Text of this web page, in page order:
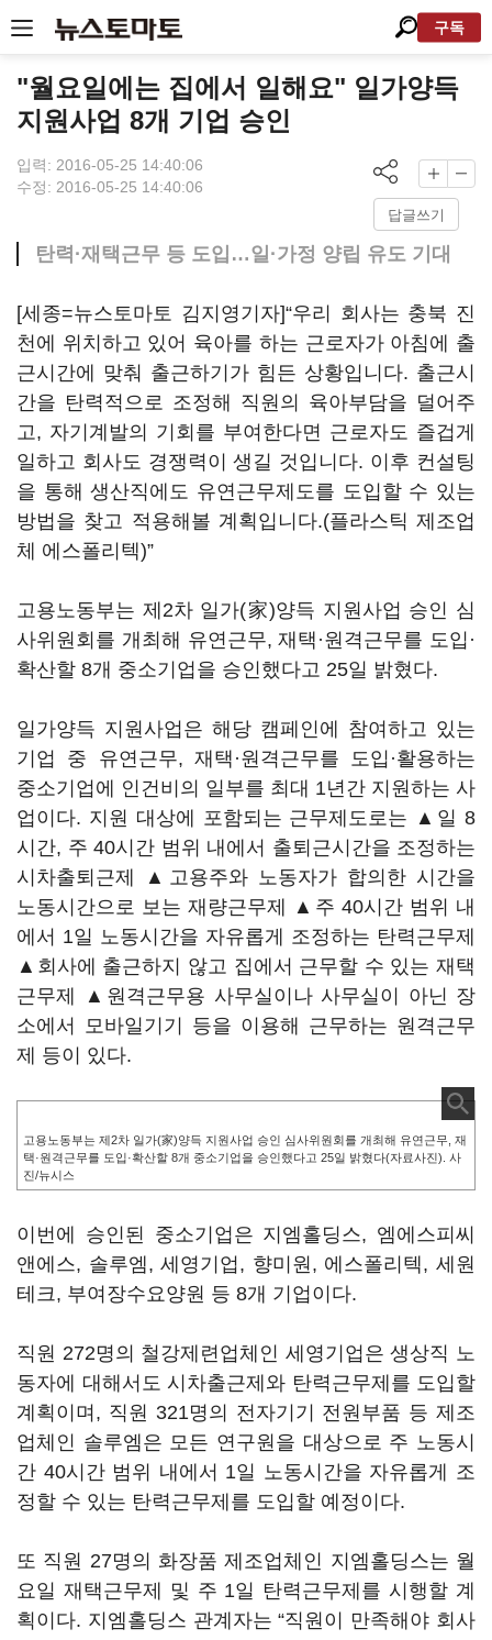
구독
"월요일에는 집에서 일해요" 일가양득
지원사업 8개 기업 승인
입력: 2016-05-25 14:40:06
수정: 2016-05-25 14:40:06
답글쓰기
탄력·재택근무 등 도입…일·가정 양립 유도 기대
[세종=뉴스토마토 김지영기자]“우리 회사는 충북 진
천에 위치하고 있어 육아를 하는 근로자가 아침에 출
근시간에 맞춰 출근하기가 힘든 상황입니다. 출근시
간을 탄력적으로 조정해 직원의 육아부담을 덜어주
고, 자기계발의 기회를 부여한다면 근로자도 즐겁게
일하고 회사도 경쟁력이 생길 것입니다. 이후 컨설팅
을 통해 생산직에도 유연근무제도를 도입할 수 있는
방법을 찾고 적용해볼 계획입니다.(플라스틱 제조업
체 에스폴리텍)”
고용노동부는 제2차 일가(家)양득 지원사업 승인 심
사위원회를 개최해 유연근무, 재택·원격근무를 도입·
확산할 8개 중소기업을 승인했다고 25일 밝혔다.
일가양득 지원사업은 해당 캠페인에 참여하고 있는
기업 중 유연근무, 재택·원격근무를 도입·활용하는
중소기업에 인건비의 일부를 최대 1년간 지원하는 사
업이다. 지원 대상에 포함되는 근무제도로는 ▲일 8
시간, 주 40시간 범위 내에서 출퇴근시간을 조정하는
시차출퇴근제 ▲고용주와 노동자가 합의한 시간을
노동시간으로 보는 재량근무제 ▲주 40시간 범위 내
에서 1일 노동시간을 자유롭게 조정하는 탄력근무제
▲회사에 출근하지 않고 집에서 근무할 수 있는 재택
근무제 ▲원격근무용 사무실이나 사무실이 아닌 장
소에서 모바일기기 등을 이용해 근무하는 원격근무
제 등이 있다.
고용노동부는 제2차 일가(家)양득 지원사업 승인 심사위원회를 개최해 유연근무, 재
택·원격근무를 도입·확산할 8개 중소기업을 승인했다고 25일 밝혔다(자료사진). 사
진/뉴시스
이번에 승인된 중소기업은 지엠홀딩스, 엠에스피씨
앤에스, 솔루엠, 세영기업, 향미원, 에스폴리텍, 세원
테크, 부여장수요양원 등 8개 기업이다.
직원 272명의 철강제련업체인 세영기업은 생상직 노
동자에 대해서도 시차출근제와 탄력근무제를 도입할
계획이며, 직원 321명의 전자기기 전원부품 등 제조
업체인 솔루엠은 모든 연구원을 대상으로 주 노동시
간 40시간 범위 내에서 1일 노동시간을 자유롭게 조
정할 수 있는 탄력근무제를 도입할 예정이다.
또 직원 27명의 화장품 제조업체인 지엠홀딩스는 월
요일 재택근무제 및 주 1일 탄력근무제를 시행할 계
획이다. 지엠홀딩스 관계자는 “직원이 만족해야 회사